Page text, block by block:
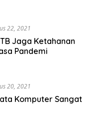
22, 2021
Jaga Ketahanan
Pandemi
20, 2021
Komputer Sangat